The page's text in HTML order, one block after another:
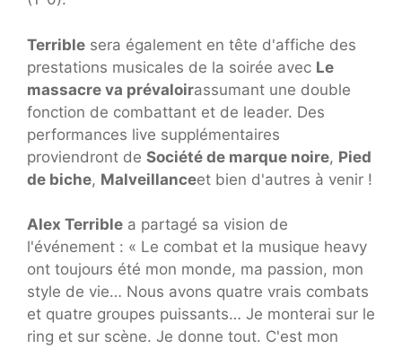
Terrible sera également en tête d'affiche des
prestations musicales de la soirée avec Le
massacre va prévaloirassumant une double
fonction de combattant et de leader. Des
performances live supplémentaires
proviendront de Société de marque noire, Pied
de biche, Malveillanceet bien d'autres à venir !
Alex Terrible a partagé sa vision de
l'événement : « Le combat et la musique heavy
ont toujours été mon monde, ma passion, mon
style de vie… Nous avons quatre vrais combats
et quatre groupes puissants… Je monterai sur le
ring et sur scène. Je donne tout. C'est mon